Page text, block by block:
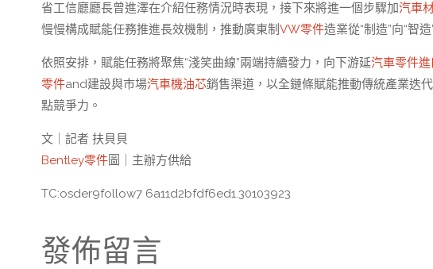
省工信廳廳長曾進澤在介紹任務情況時表現，接下來將進一個步驟加汽車
慢慢構成賦能任務推進長效機制，推動廣東制VW零件造業從“制造”向“智
依照安排，賦能任務將聚焦“淺笑曲線”兩端持續發力，向下游延汽車零件進
零件and建設與市場汽車機油芯銷售渠道，以全鏈條賦能推動傳統產業迭
點競爭力。
文｜記者 扶貝貝
Bentley零件圖｜主辦方供給
TC:osder9follow7 6a11d2bfdf6ed1.30103923
發佈留言